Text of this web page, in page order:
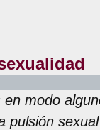
en modo
pulsión